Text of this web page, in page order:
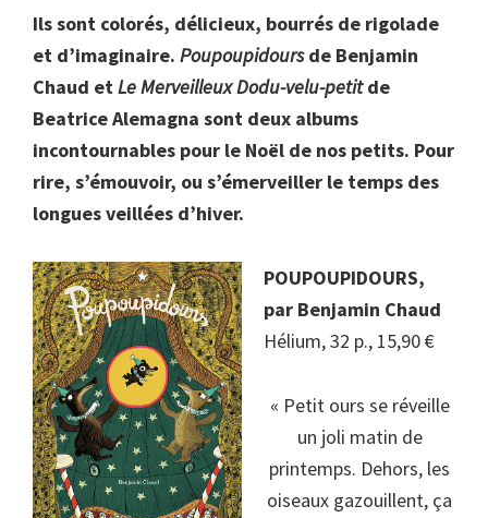
Ils sont colorés, délicieux, bourrés de rigolade
et d’imaginaire. Poupoupidoursde Benjamin
Chaud etLe Merveilleux Dodu-velu-petitde
Beatrice Alemagna sont deux albums
incontournables pour le Noël de nos petits. Pour
rire, s’émouvoir, ou s’émerveiller le temps des
longues veillées d’hiver.
POUPOUPIDOURS,
par Benjamin Chaud
Hélium, 32 p., 15,90 €
« Petit ours se réveille
un joli matin de
printemps. Dehors, les
oiseaux gazouillent, ça